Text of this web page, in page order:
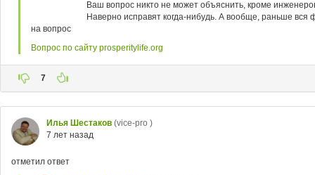
Ваш вопрос никто не может объяснить, кроме
Наверно исправят когда-нибудь. А вообще, раньше
на вопрос
Вопрос по сайту prosperitylife.org
7
Илья Шестаков (vice-pro )
7 лет назад
отметил ответ